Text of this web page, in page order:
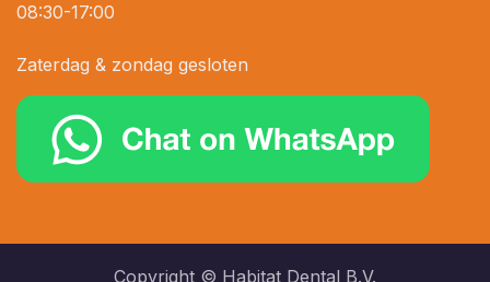
08:30-17:00
Zaterdag & zondag gesloten
Copyright © Habitat Dental B.V.